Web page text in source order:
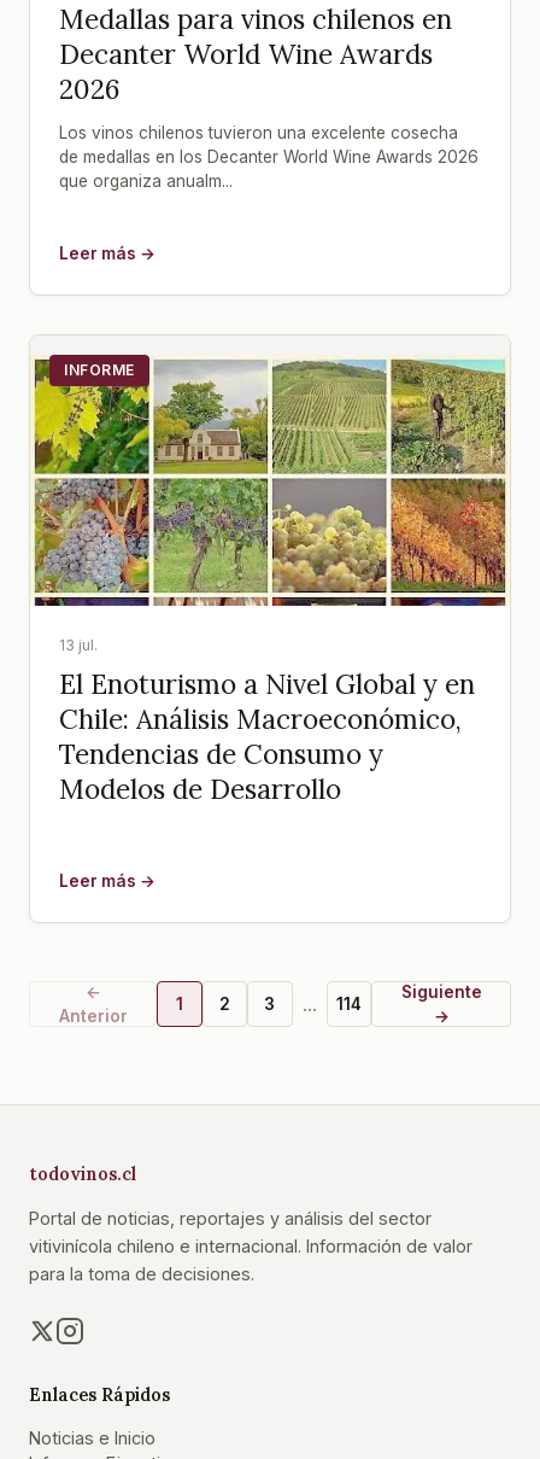
Medallas para vinos chilenos en
Decanter World Wine Awards
2026
Los vinos chilenos tuvieron una excelente cosecha
de medallas en los Decanter World Wine Awards 2026
que organiza anualm...
Leer más →
INFORME
13 jul.
El Enoturismo a Nivel Global y en
Chile: Análisis Macroeconómico,
Tendencias de Consumo y
Modelos de Desarrollo
Leer más →
←
Anterior
1 2 3 ... 114
Siguiente
→
todovinos.cl
Portal de noticias, reportajes y análisis del sector
vitivinícola chileno e internacional. Información de valor
para la toma de decisiones.
Enlaces Rápidos
Noticias e Inicio